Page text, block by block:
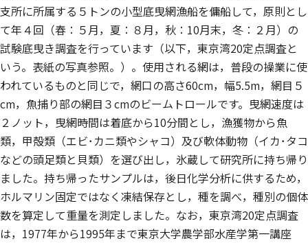
支所に所属する５トンの小型底曳網漁船を傭船して，原則とし
て年４回（春：５月，夏：８月，秋：10月末，冬：２月）の
試験底曳き調査を行っています（以下，東京湾20定点調査と
いう。表紙の写真参照。）。使用される網は，普段の操業に使
われているものと同じで，網口の高さ60cm，幅5.5m，網目５
cm，魚捕り部の網目３cmのビームトロールです。曳網速度は
２ノット，曳網時間は着底から10分間とし，漁獲物から魚
類，甲殻類（エビ･カニ類やシャコ）及び軟体動物（イカ･タコ
などの頭足類と貝類）を選び出し，氷蔵して研究所に持ち帰り
ました。持ち帰ったサンプルは，後日化学分析に供するため，
ホルマリン固定ではなく凍結保存とし，種を調べ，種別の個体
数を算定して重量を測定しました。なお，東京湾20定点調査
は，1977年から1995年まで東京大学農学部水産学第一講座